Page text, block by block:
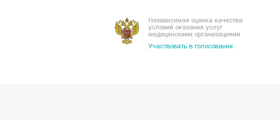
Независимая оценка качества
условий оказания услуг
медицинскими организациями
Участвовать в голосовании